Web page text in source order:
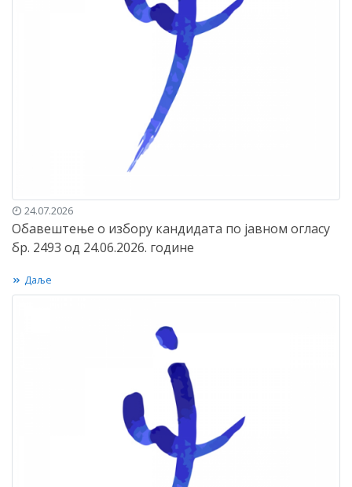
24.07.2026
Обавештење о избору кандидата по јавном огласу
бр. 2493 од 24.06.2026. године
Даље